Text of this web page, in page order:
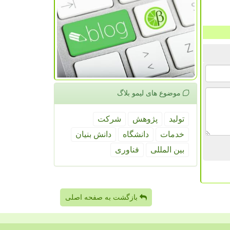
موضوع های لیمو بلاگ
تولید پژوهش
شركت
خدمات
دانشگاه
دانش بنیان
بین المللی
فناوری
بازگشت به صفحه اصلی